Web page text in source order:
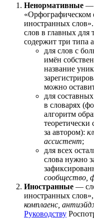
Ненормативные —
«Орфографическом
иностранных
слов в главных для
содержит три типа
для слов с
имён
название
можно
для
в словарях
алгоритм
за автором):
ассистент;
для всех
слова нужно
сообщество,
Иностранные —
иностранных
комплаенс,
Руководству